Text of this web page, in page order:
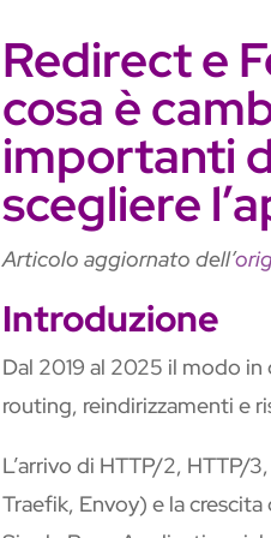
Redirect e
cosa è
importanti
scegliere
Articolo aggiornato dell’
Introduzione
Dal 2019 al 2025 il modo
routing, reindirizzamenti e
L’arrivo di HTTP/2, HTTP/
Traefik, Envoy) e la